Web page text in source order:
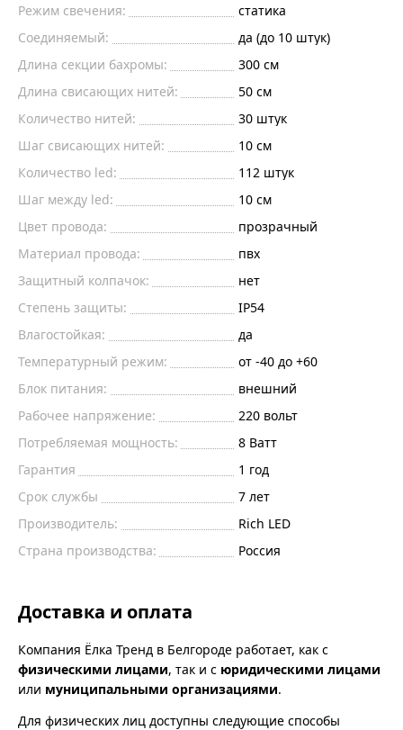
Режим свечения:
статика
Соединяемый:
да (до 10 штук)
Длина секции бахромы:
300 см
Длина свисающих нитей:
50 см
Количество нитей:
30 штук
Шаг свисающих нитей:
10 см
Количество led:
112 штук
Шаг между led:
10 см
Цвет провода:
прозрачный
Материал провода:
пвх
Защитный колпачок:
нет
Степень защиты:
IP54
Влагостойкая:
да
Температурный режим:
от -40 до +60
Блок питания:
внешний
Рабочее напряжение:
220 вольт
Потребляемая мощность:
8 Ватт
Гарантия
1 год
Срок службы
7 лет
Производитель:
Rich LED
Страна производства:
Россия
Доставка и оплата
Компания Ёлка Тренд в Белгороде работает, как с
физическими лицами, так и с юридическими лицами
или муниципальными организациями.
Для физических лиц доступны следующие способы